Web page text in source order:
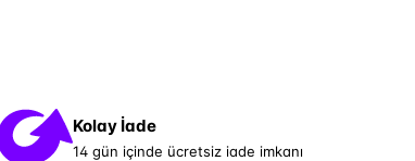
Kolay İade
14 gün içinde ücretsiz iade imkanı